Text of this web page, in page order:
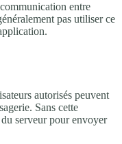
entre
pas utiliser ce
autorisés peuvent
Sans cette
serveur pour envoyer